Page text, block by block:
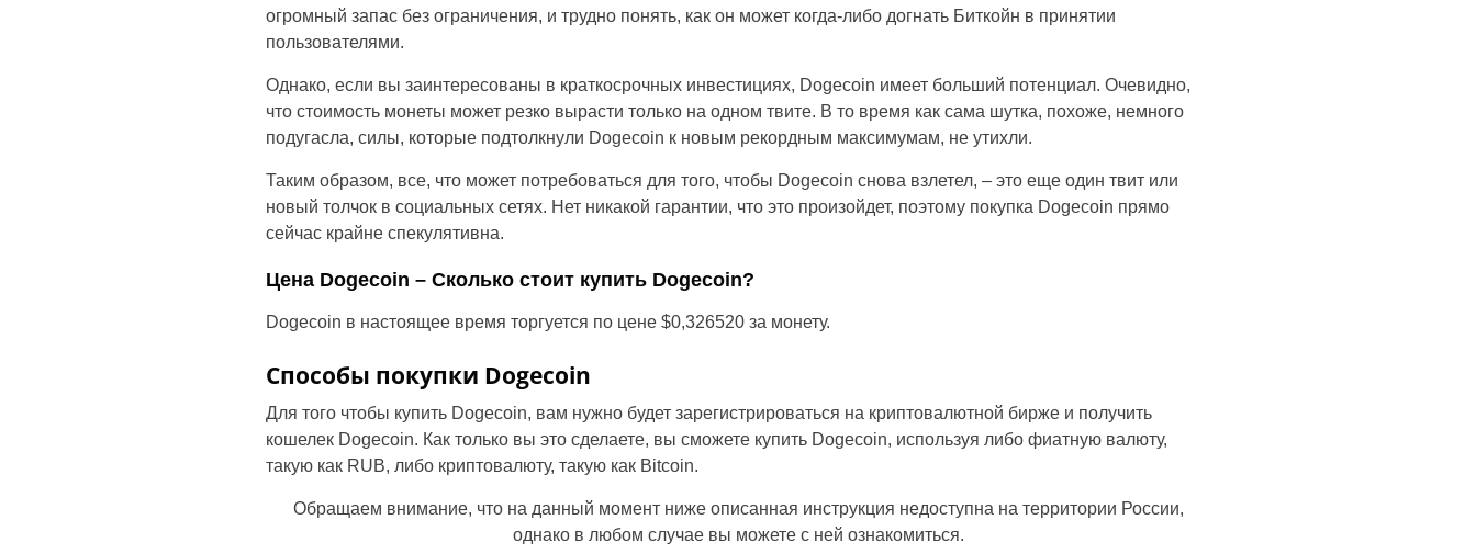
Russia
United Kingdom
UAE Arabic
Bulgaria
огромный запас без ограничения, и трудно понять, как он может когда-либо догнать Биткойн в принятии
пользователями.
Однако, если вы заинтересованы в краткосрочных инвестициях, Dogecoin имеет больший потенциал. Очевидно,
что стоимость монеты может резко вырасти только на одном твите. В то время как сама шутка, похоже, немного
подугасла, силы, которые подтолкнули Dogecoin к новым рекордным максимумам, не утихли.
Таким образом, все, что может потребоваться для того, чтобы Dogecoin снова взлетел, – это еще один твит или
новый толчок в социальных сетях. Нет никакой гарантии, что это произойдет, поэтому покупка Dogecoin прямо
сейчас крайне спекулятивна.
Цена Dogecoin – Сколько стоит купить Dogecoin?
Dogecoin в настоящее время торгуется по цене $0,326520 за монету.
Способы покупки Dogecoin
Для того чтобы купить Dogecoin, вам нужно будет зарегистрироваться на криптовалютной бирже и получить
кошелек Dogecoin. Как только вы это сделаете, вы сможете купить Dogecoin, используя либо фиатную валюту,
такую как RUB, либо криптовалюту, такую как Bitcoin.
Обращаем внимание, что на данный момент ниже описанная инструкция недоступна на территории России,
однако в любом случае вы можете с ней ознакомиться.